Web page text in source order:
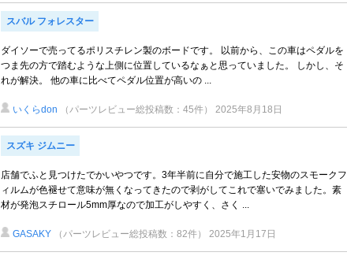
スバル フォレスター
ダイソーで売ってるポリスチレン製のボードです。 以前から、この車はペダルを
つま先の方で踏むような上側に位置しているなぁと思っていました。 しかし、そ
れが解決。 他の車に比べてペダル位置が高いの ...
いくらdon （パーツレビュー総投稿数：45件） 2025年8月18日
スズキ ジムニー
店舗でふと見つけたでかいやつです。3年半前に自分で施工した安物のスモークフ
ィルムが色褪せて意味が無くなってきたので剥がしてこれで塞いでみました。素
材が発泡スチロール5mm厚なので加工がしやすく、さく ...
GASAKY （パーツレビュー総投稿数：82件） 2025年1月17日